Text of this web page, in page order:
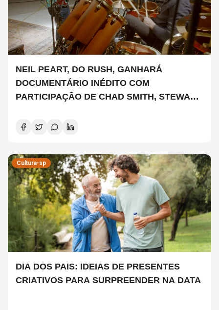
NEIL PEART, DO RUSH, GANHARÁ
DOCUMENTÁRIO INÉDITO COM
PARTICIPAÇÃO DE CHAD SMITH, STEWART
Cultura-sp
DIA DOS PAIS: IDEIAS DE PRESENTES
CRIATIVOS PARA SURPREENDER NA DATA